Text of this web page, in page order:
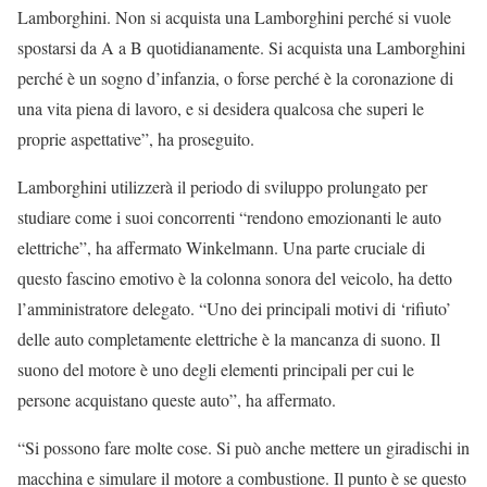
Lamborghini. Non si acquista una Lamborghini perché si vuole
spostarsi da A a B quotidianamente. Si acquista una Lamborghini
perché è un sogno d’infanzia, o forse perché è la coronazione di
una vita piena di lavoro, e si desidera qualcosa che superi le
proprie aspettative”, ha proseguito.
Lamborghini utilizzerà il periodo di sviluppo prolungato per
studiare come i suoi concorrenti “rendono emozionanti le auto
elettriche”, ha affermato Winkelmann. Una parte cruciale di
questo fascino emotivo è la colonna sonora del veicolo, ha detto
l’amministratore delegato. “Uno dei principali motivi di ‘rifiuto’
delle auto completamente elettriche è la mancanza di suono. Il
suono del motore è uno degli elementi principali per cui le
persone acquistano queste auto”, ha affermato.
“Si possono fare molte cose. Si può anche mettere un giradischi in
macchina e simulare il motore a combustione. Il punto è se questo